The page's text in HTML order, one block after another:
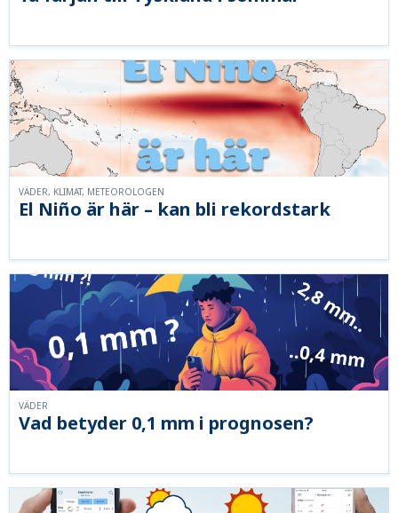
El Niño är här – kan bli rekordstark
VÄDER, KLIMAT, METEOROLOGEN
Vad betyder 0,1 mm i prognosen?
VÄDER